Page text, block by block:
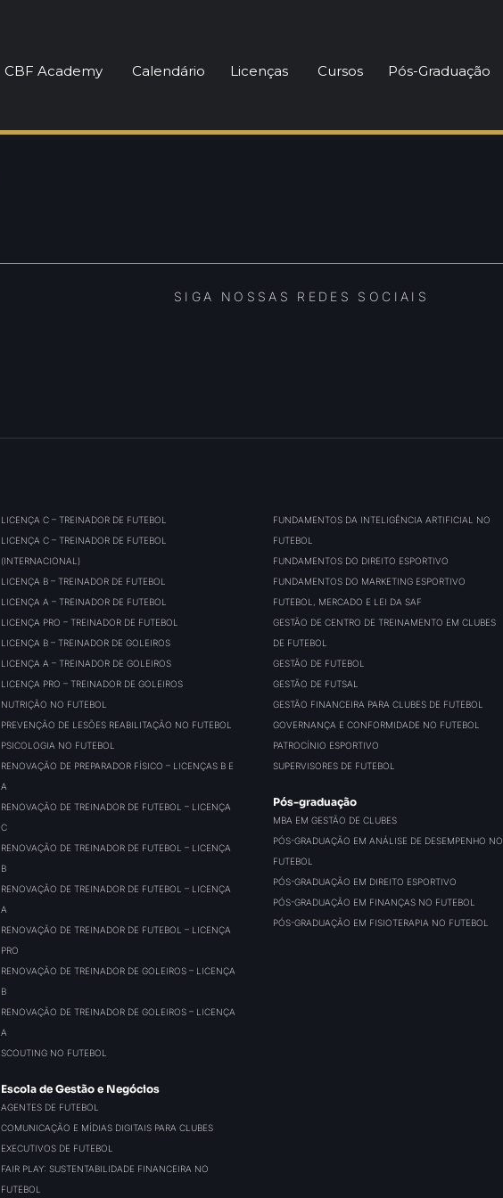
CBF Academy Calendário Licenças Cursos Pós-Graduação
SIGA NOSSAS REDES SOCIAIS
LICENÇA C – TREINADOR DE FUTEBOL
LICENÇA C – TREINADOR DE FUTEBOL
(INTERNACIONAL)
LICENÇA B – TREINADOR DE FUTEBOL
LICENÇA A – TREINADOR DE FUTEBOL
LICENÇA PRO – TREINADOR DE FUTEBOL
LICENÇA B – TREINADOR DE GOLEIROS
LICENÇA A – TREINADOR DE GOLEIROS
LICENÇA PRO – TREINADOR DE GOLEIROS
NUTRIÇÃO NO FUTEBOL
PREVENÇÃO DE LESÕES REABILITAÇÃO NO FUTEBOL
PSICOLOGIA NO FUTEBOL
RENOVAÇÃO DE PREPARADOR FÍSICO – LICENÇAS B E
A
RENOVAÇÃO DE TREINADOR DE FUTEBOL – LICENÇA
C
RENOVAÇÃO DE TREINADOR DE FUTEBOL – LICENÇA
B
RENOVAÇÃO DE TREINADOR DE FUTEBOL – LICENÇA
A
RENOVAÇÃO DE TREINADOR DE FUTEBOL – LICENÇA
PRO
RENOVAÇÃO DE TREINADOR DE GOLEIROS – LICENÇA
B
RENOVAÇÃO DE TREINADOR DE GOLEIROS – LICENÇA
A
SCOUTING NO FUTEBOL
Escola de Gestão e Negócios
AGENTES DE FUTEBOL
COMUNICAÇÃO E MÍDIAS DIGITAIS PARA CLUBES
EXECUTIVOS DE FUTEBOL
FAIR PLAY: SUSTENTABILIDADE FINANCEIRA NO
FUTEBOL
FUNDAMENTOS DA INTELIGÊNCIA ARTIFICIAL NO
FUTEBOL
FUNDAMENTOS DO DIREITO ESPORTIVO
FUNDAMENTOS DO MARKETING ESPORTIVO
FUTEBOL, MERCADO E LEI DA SAF
GESTÃO DE CENTRO DE TREINAMENTO EM CLUBES
DE FUTEBOL
GESTÃO DE FUTEBOL
GESTÃO DE FUTSAL
GESTÃO FINANCEIRA PARA CLUBES DE FUTEBOL
GOVERNANÇA E CONFORMIDADE NO FUTEBOL
PATROCÍNIO ESPORTIVO
SUPERVISORES DE FUTEBOL
Pós-graduação
MBA EM GESTÃO DE CLUBES
PÓS-GRADUAÇÃO EM ANÁLISE DE DESEMPENHO NO
FUTEBOL
PÓS-GRADUAÇÃO EM DIREITO ESPORTIVO
PÓS-GRADUAÇÃO EM FINANÇAS NO FUTEBOL
PÓS-GRADUAÇÃO EM FISIOTERAPIA NO FUTEBOL